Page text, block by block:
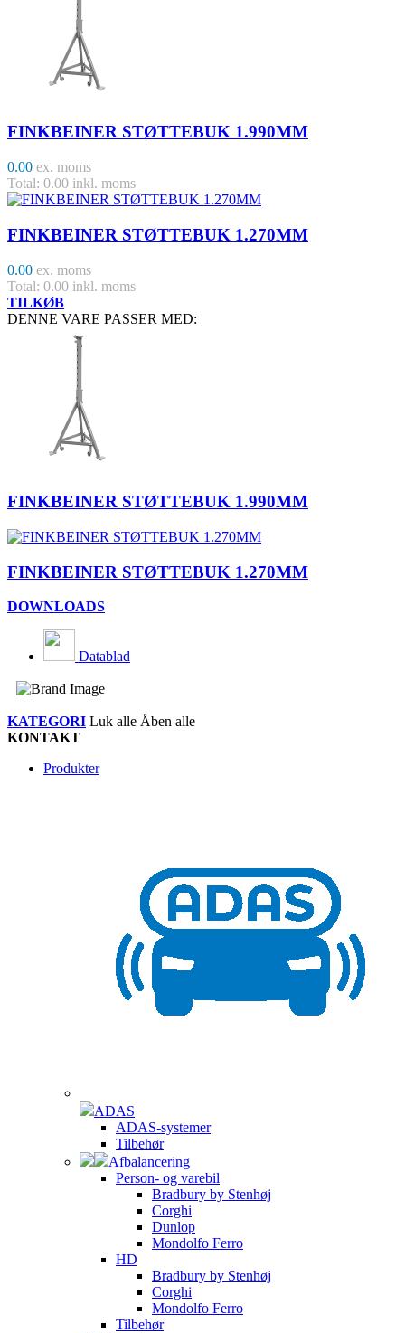
FINKBEINER STØTTEBUK 1.990MM
0.00 ex. moms
Total: 0.00 inkl. moms
FINKBEINER STØTTEBUK 1.270MM
0.00 ex. moms
Total: 0.00 inkl. moms
TILKØB
DENNE VARE PASSER MED:
FINKBEINER STØTTEBUK 1.990MM
FINKBEINER STØTTEBUK 1.270MM
DOWNLOADS
Datablad
KATEGORI Luk alle Åben alle
KONTAKT
Produkter
ADAS
ADAS-systemer
Tilbehør
Afbalancering
Person- og varebil
Bradbury by Stenhøj
Corghi
Dunlop
Mondolfo Ferro
HD
Bradbury by Stenhøj
Corghi
Mondolfo Ferro
Tilbehør